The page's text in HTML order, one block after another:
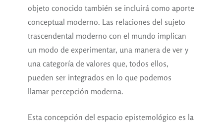
objeto conocido también se incluirá como aporte
conceptual moderno. Las relaciones del sujeto
trascendental moderno con el mundo implican
un modo de experimentar, una manera de ver y
una categoría de valores que, todos ellos,
pueden ser integrados en lo que podemos
llamar percepción moderna.
Esta concepción del espacio epistemológico es la